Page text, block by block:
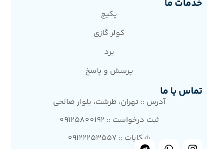
خدمات ما
پکیج
کولر گازی
برد
پرسش و پاسخ
تماس با ما
آدرس :: تهران، طرشت، بلوار صالحی
ثبت درخواست :: 09125800192
شکایات :: 09122253557